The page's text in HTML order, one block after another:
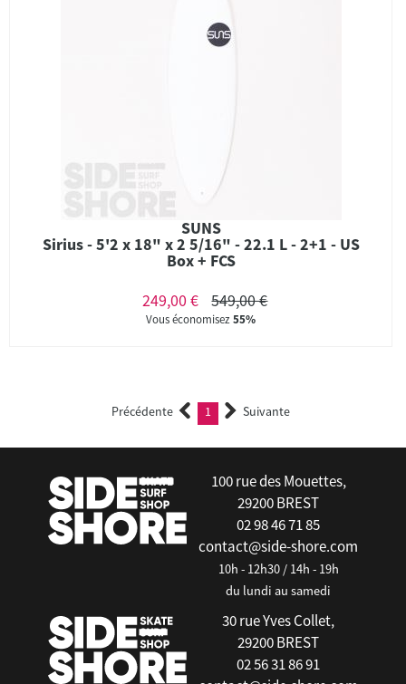
SUNS
Sirius - 5'2 x 18" x 2 5/16" - 22.1 L - 2+1 - US
Box + FCS
249,00 €
549,00 €
Vous économisez55%
Précédente 1 (current)Suivante
100 rue des Mouettes,
29200 BREST
02 98 46 71 85
contact@side-shore.com
10h - 12h30 / 14h - 19h
du lundi au samedi
30 rue Yves Collet,
29200 BREST
02 56 31 86 91